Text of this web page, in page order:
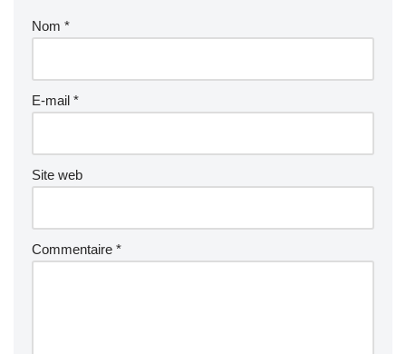
Nom *
E-mail *
Site web
Commentaire *